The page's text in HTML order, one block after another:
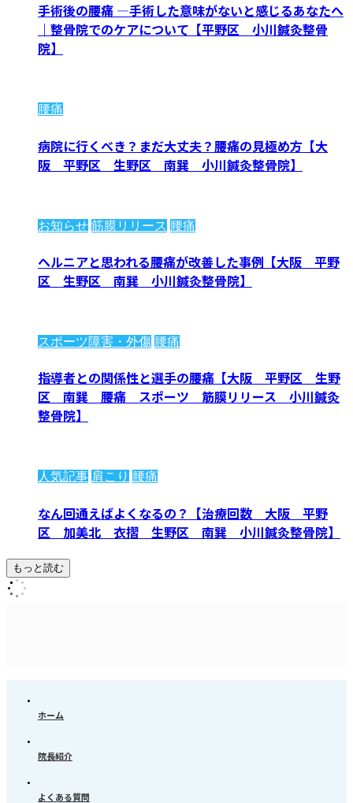
手術後の腰痛 ―手術した意味がないと感じるあなたへ
｜整骨院でのケアについて【平野区 小川鍼灸整骨
院】
腰痛
病院に行くべき？まだ大丈夫？腰痛の見極め方【大
阪 平野区 生野区 南巽 小川鍼灸整骨院】
お知らせ 筋膜リリース 腰痛
ヘルニアと思われる腰痛が改善した事例【大阪 平野
区 生野区 南巽 小川鍼灸整骨院】
スポーツ障害・外傷 腰痛
指導者との関係性と選手の腰痛【大阪 平野区 生野
区 南巽 腰痛 スポーツ 筋膜リリース 小川鍼灸
整骨院】
人気記事 肩こり 腰痛
なん回通えばよくなるの？【治療回数 大阪 平野
区 加美北 衣摺 生野区 南巽 小川鍼灸整骨院】
もっと読む
ホーム
院長紹介
よくある質問